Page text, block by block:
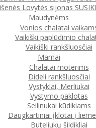
Lovytės sijonas
Maudynėms
Vonios chalatai
Vaikiški paplūdimio
Vaikiški rankšluosčiai
Mamai
Chalatai moterims
Dideli rankšluosčiai
Vystyklai, Merliukai
Vystymo paklotas
Seilinukai kūdikiams
Daugkartiniai įklotai į
Buteliukų šildikliai